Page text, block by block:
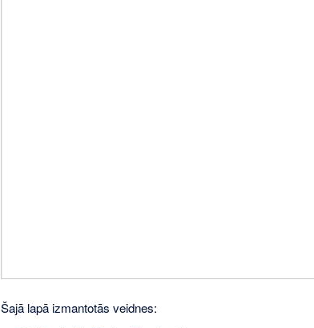
Šajā lapā izmantotās veidnes: